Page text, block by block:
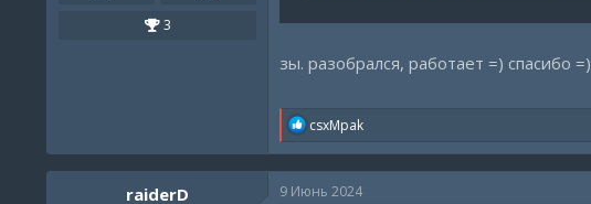
3
зы. разобрался, работает =) спасибо =)
R
a
c
t
csxMpak
raiderD 9 Июнь 2024